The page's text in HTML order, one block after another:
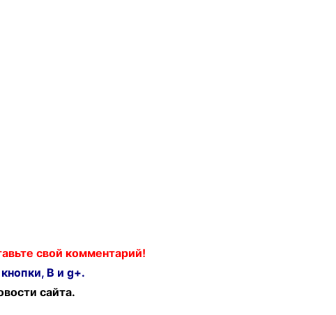
свой комментарий!
В и g+.
сайта.